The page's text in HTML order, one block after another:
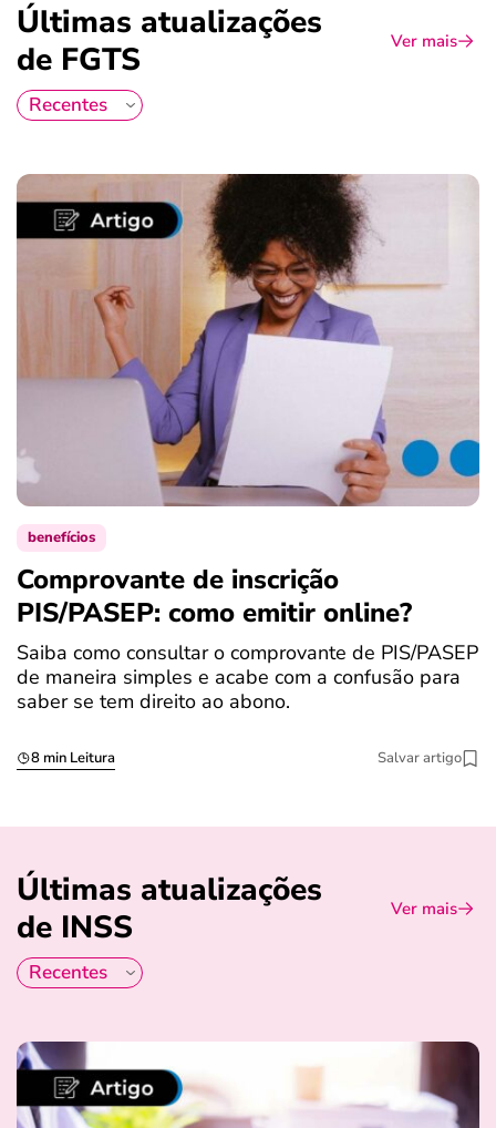
Últimas atualizações
de FGTS
Ver mais
benefícios
Comprovante de inscrição
PIS/PASEP: como emitir online?
Saiba como consultar o comprovante de PIS/PASEP
de maneira simples e acabe com a confusão para
saber se tem direito ao abono.
8 min Leitura Salvar artigo
Últimas atualizações
de INSS
Ver mais